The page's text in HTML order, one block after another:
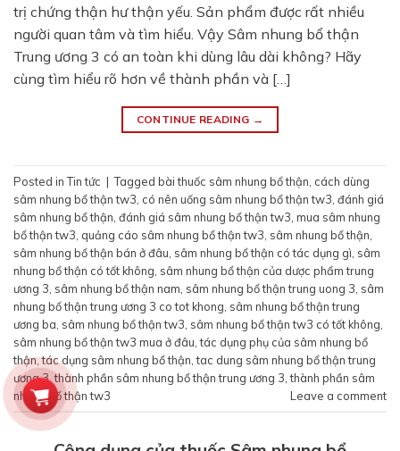
trị chứng thận hư thận yếu. Sản phẩm được rất nhiều
người quan tâm và tìm hiểu. Vậy Sâm nhung bổ thận
Trung ương 3 có an toàn khi dùng lâu dài không? Hãy
cùng tìm hiểu rõ hơn về thành phần và […]
CONTINUE READING →
Posted inTin tức | Tagged bài thuốc sâm nhung bổ thận cách dùng
sâm nhung bổ thận tw3 có nên uống sâm nhung bổ thận tw3 đánh giá
sâm nhung bổ thận đánh giá sâm nhung bổ thận tw3 mua sâm nhung
bổ thận tw3 quảng cáo sâm nhung bổ thận tw3 sâm nhung bổ thận
sâm nhung bổ thận bán ở đâu sâm nhung bổ thận có tác dụng gì sâm
nhung bổ thận có tốt không sâm nhung bổ thận của dược phẩm trung
ương 3 sâm nhung bổ thận nam sâm nhung bổ thận trung uong 3 sâm
nhung bổ thận trung ương 3 co tot khong sâm nhung bổ thận trung
ương ba sâm nhung bổ thận tw3 sâm nhung bổ thận tw3 có tốt không
sâm nhung bổ thận tw3 mua ở đâu ,tác dụng phụ của sâm nhung bổ
thận,tác dụng sâm nhung bổ thận ,tac dung sâm nhung bổ thận trung
ương 3,thành phần sâm nhung bổ thận trung ương 3 ,thành phần sâm
nhung bổ thận tw3
Leave a comment